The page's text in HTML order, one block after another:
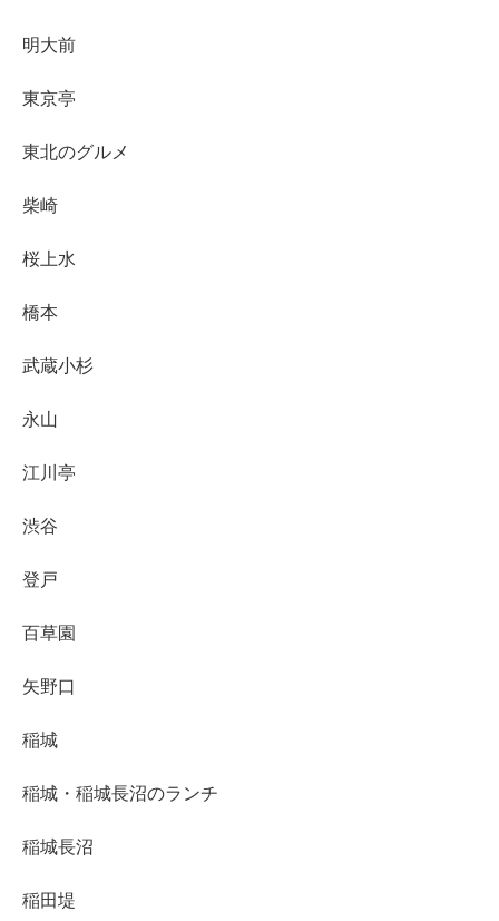
明大前
東京亭
東北のグルメ
柴崎
桜上水
橋本
武蔵小杉
永山
江川亭
渋谷
登戸
百草園
矢野口
稲城
稲城・稲城長沼のランチ
稲城長沼
稲田堤